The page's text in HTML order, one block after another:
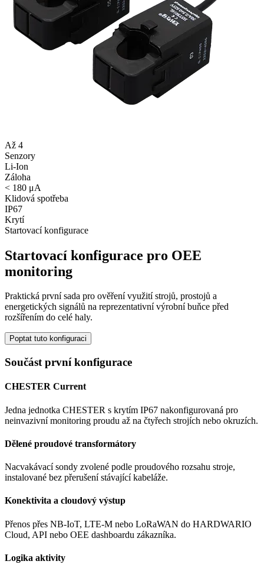
Až 4
Senzory
Li-Ion
Záloha
< 180 μA
Klidová spotřeba
IP67
Krytí
Startovací konfigurace
Startovací konfigurace pro OEE
monitoring
Praktická první sada pro ověření využití strojů, prostojů a
energetických signálů na reprezentativní výrobní buňce před
rozšířením do celé haly.
Poptat tuto konfiguraci
Součást první konfigurace
CHESTER Current
Jedna jednotka CHESTER s krytím IP67 nakonfigurovaná pro
neinvazivní monitoring proudu až na čtyřech strojích nebo okruzích.
Dělené proudové transformátory
Nacvakávací sondy zvolené podle proudového rozsahu stroje,
instalované bez přerušení stávající kabeláže.
Konektivita a cloudový výstup
Přenos přes NB-IoT, LTE-M nebo LoRaWAN do HARDWARIO
Cloud, API nebo OEE dashboardu zákazníka.
Logika aktivity